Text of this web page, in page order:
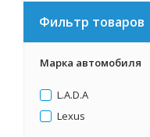
Фильтр товаров
Марка автомобиля
L.А.D.А
Lexus